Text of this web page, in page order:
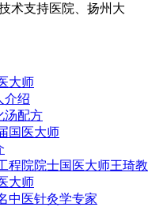
术支持医院、扬州大
大师
介绍
汤配方
国医大师
程院院士国医大师王琦
大师
中医针灸学专家